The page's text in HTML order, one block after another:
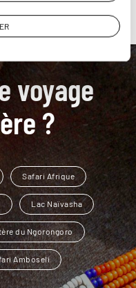
voyage
?
Safari Afrique
Lac Naïvasha
du Ngorongoro
Amboseli